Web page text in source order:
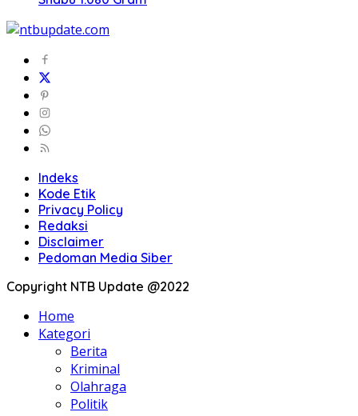
Indeks
Kode Etik
Privacy Policy
Redaksi
Disclaimer
Pedoman Media Siber
Copyright NTB Update @2022
Home
Kategori
Berita
Kriminal
Olahraga
Politik